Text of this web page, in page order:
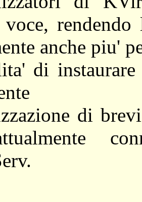
anche piu'
di
di